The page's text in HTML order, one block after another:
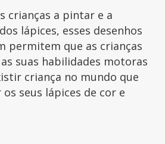
crianças a pintar e a
lápices, esses desenhos
permitem que as crianças
suas habilidades motoras
criança no mundo que
seus lápices de cor e